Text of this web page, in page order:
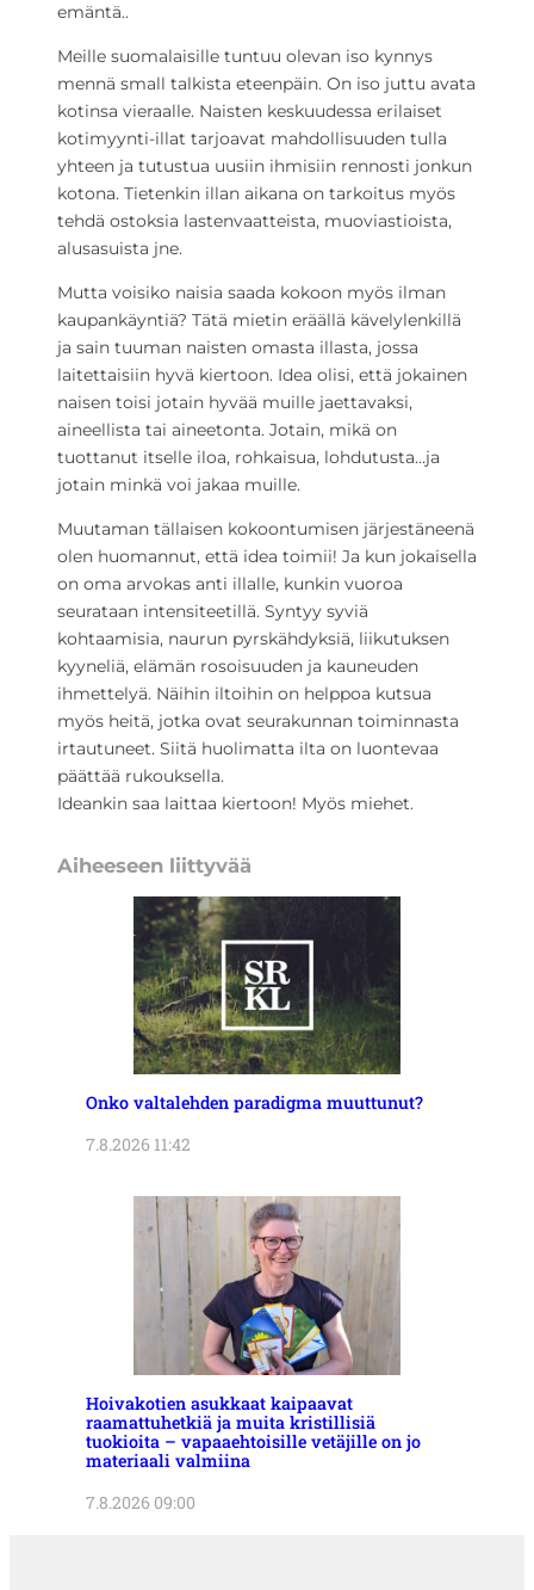
emäntä..
Meille suomalaisille tuntuu olevan iso kynnys
mennä small talkista eteenpäin. On iso juttu avata
kotinsa vieraalle. Naisten keskuudessa erilaiset
kotimyynti-illat tarjoavat mahdollisuuden tulla
yhteen ja tutustua uusiin ihmisiin rennosti jonkun
kotona. Tietenkin illan aikana on tarkoitus myös
tehdä ostoksia lastenvaatteista, muoviastioista,
alusasuista jne.
Mutta voisiko naisia saada kokoon myös ilman
kaupankäyntiä? Tätä mietin eräällä kävelylenkillä
ja sain tuuman naisten omasta illasta, jossa
laitettaisiin hyvä kiertoon. Idea olisi, että jokainen
naisen toisi jotain hyvää muille jaettavaksi,
aineellista tai aineetonta. Jotain, mikä on
tuottanut itselle iloa, rohkaisua, lohdutusta…ja
jotain minkä voi jakaa muille.
Muutaman tällaisen kokoontumisen järjestäneenä
olen huomannut, että idea toimii! Ja kun jokaisella
on oma arvokas anti illalle, kunkin vuoroa
seurataan intensiteetillä. Syntyy syviä
kohtaamisia, naurun pyrskähdyksiä, liikutuksen
kyyneliä, elämän rosoisuuden ja kauneuden
ihmettelyä. Näihin iltoihin on helppoa kutsua
myös heitä, jotka ovat seurakunnan toiminnasta
irtautuneet. Siitä huolimatta ilta on luontevaa
päättää rukouksella.
Ideankin saa laittaa kiertoon! Myös miehet.
Aiheeseen liittyvää
Onko valtalehden paradigma muuttunut?
7.8.2026 11:42
Hoivakotien asukkaat kaipaavat
raamattuhetkiä ja muita kristillisiä
tuokioita – vapaaehtoisille vetäjille on jo
materiaali valmiina
7.8.2026 09:00